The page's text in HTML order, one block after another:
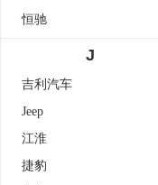
恒驰
J
吉利汽车
Jeep
江淮
捷豹